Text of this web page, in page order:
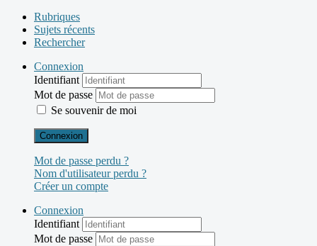
Rubriques
Sujets récents
Rechercher
Connexion
Identifiant
Mot de passe
Se souvenir de moi
Connexion
Mot de passe perdu ?
Nom d'utilisateur perdu ?
Créer un compte
Connexion
Identifiant
Mot de passe